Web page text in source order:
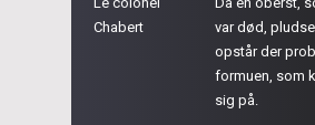
Chabert
var død,
opstår der
formuen, som
sig på.